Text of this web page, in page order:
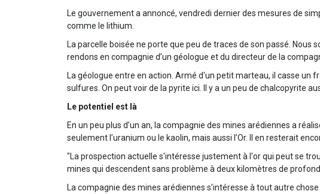
Le gouvernement a annoncé, vendredi dernier des mesures de
comme le lithium.
La parcelle boisée ne porte que peu de traces de son passé.
rendons en compagnie d’un géologue et du directeur de la
La géologue entre en action. Armé d'un petit marteau, il casse un
sulfures. On peut voir de la pyrite ici. Il y a un peu de chalcopyrite
Le potentiel est là
En un peu plus d’un an, la compagnie des mines arédiennes a
seulement l’uranium ou le kaolin, mais aussi l’Or. Il en resterait
"La prospection actuelle s'intéresse justement à l'or qui peut se
mines qui descendent sans problème à deux kilomètres de
La compagnie des mines arédiennes s’intéresse à tout autre